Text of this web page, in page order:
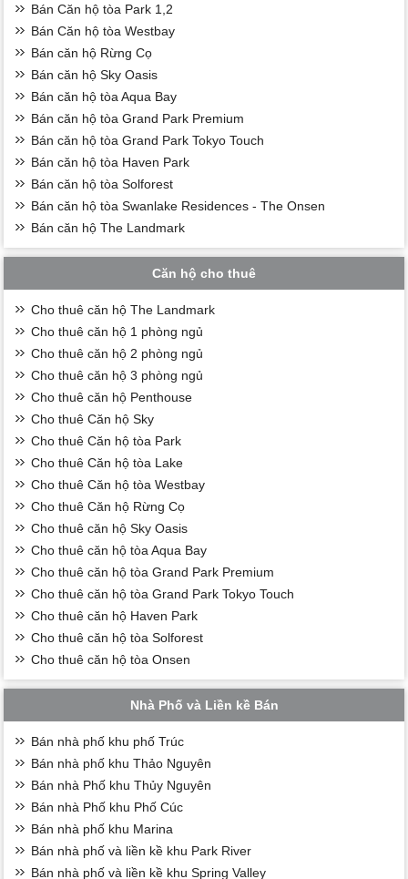
Bán Căn hộ tòa Park 1,2
Bán Căn hộ tòa Westbay
Bán căn hộ Rừng Cọ
Bán căn hộ Sky Oasis
Bán căn hộ tòa Aqua Bay
Bán căn hộ tòa Grand Park Premium
Bán căn hộ tòa Grand Park Tokyo Touch
Bán căn hộ tòa Haven Park
Bán căn hộ tòa Solforest
Bán căn hộ tòa Swanlake Residences - The Onsen
Bán căn hộ The Landmark
Căn hộ cho thuê
Cho thuê căn hộ The Landmark
Cho thuê căn hộ 1 phòng ngủ
Cho thuê căn hộ 2 phòng ngủ
Cho thuê căn hộ 3 phòng ngủ
Cho thuê căn hộ Penthouse
Cho thuê Căn hộ Sky
Cho thuê Căn hộ tòa Park
Cho thuê Căn hộ tòa Lake
Cho thuê Căn hộ tòa Westbay
Cho thuê Căn hộ Rừng Cọ
Cho thuê căn hộ Sky Oasis
Cho thuê căn hộ tòa Aqua Bay
Cho thuê căn hộ tòa Grand Park Premium
Cho thuê căn hộ tòa Grand Park Tokyo Touch
Cho thuê căn hộ Haven Park
Cho thuê căn hộ tòa Solforest
Cho thuê căn hộ tòa Onsen
Nhà Phố và Liền kề Bán
Bán nhà phố khu phố Trúc
Bán nhà phố khu Thảo Nguyên
Bán nhà Phố khu Thủy Nguyên
Bán nhà Phố khu Phố Cúc
Bán nhà phố khu Marina
Bán nhà phố và liền kề khu Park River
Bán nhà phố và liền kề khu Spring Valley